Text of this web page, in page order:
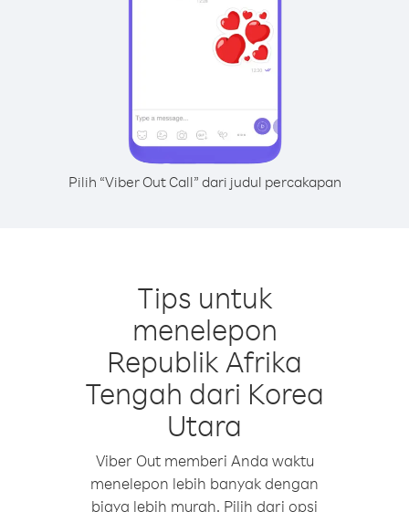
Pilih “Viber Out Call” dari judul percakapan
Tips untuk
menelepon
Republik Afrika
Tengah dari Korea
Utara
Viber Out memberi Anda waktu
menelepon lebih banyak dengan
biaya lebih murah. Pilih dari opsi